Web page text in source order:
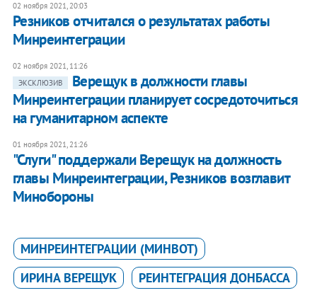
02 ноября 2021, 20:03
Резников отчитался о результатах работы
Минреинтеграции
02 ноября 2021, 11:26
ЭКСКЛЮЗИВ
Верещук в должности главы
Минреинтеграции планирует сосредоточиться
на гуманитарном аспекте
01 ноября 2021, 21:26
"Слуги" поддержали Верещук на должность
главы Минреинтеграции, Резников возглавит
Минобороны
МИНРЕИНТЕГРАЦИИ (МИНВОТ)
ИРИНА ВЕРЕЩУК
РЕИНТЕГРАЦИЯ ДОНБАССА